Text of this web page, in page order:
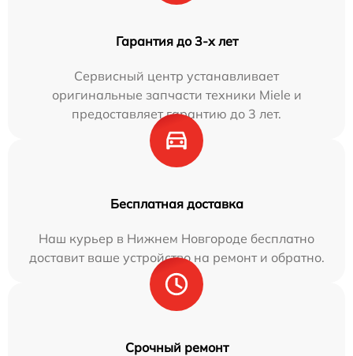
Гарантия до 3-х лет
Сервисный центр устанавливает
оригинальные запчасти техники Miele и
предоставляет гарантию до 3 лет.
Бесплатная доставка
Наш курьер в Нижнем Новгороде бесплатно
доставит ваше устройство на ремонт и обратно.
Срочный ремонт